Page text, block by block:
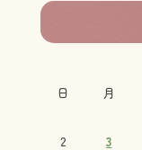
日
月
2
3